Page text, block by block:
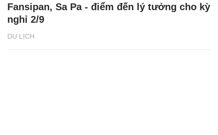
DU LỊCH
Fansipan, Sa Pa - điểm đến lý tưởng cho kỳ
nghỉ 2/9